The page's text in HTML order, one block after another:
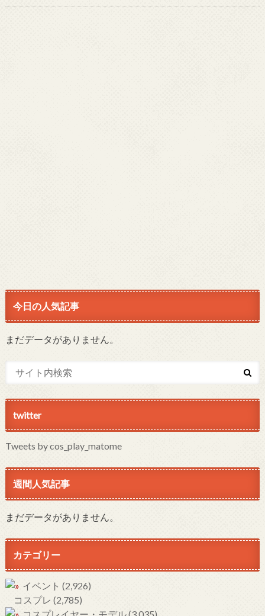
今日の人気記事
まだデータがありません。
twitter
Tweets by cos_play_matome
週間人気記事
まだデータがありません。
カテゴリー
イベント (2,926)
コスプレ (2,785)